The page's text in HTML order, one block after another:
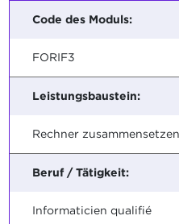
Code des Moduls:
FORIF3
Leistungsbaustein:
Rechner
Beruf / Tätigkeit:
Informaticien qualifié